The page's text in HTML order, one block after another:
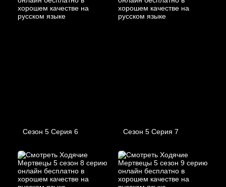
Сезон 5 Серия 6 Сезон 5 Серия 7